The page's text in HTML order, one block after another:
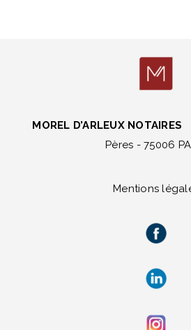
MOREL D’ARLEUX NOTAIRES
Pères - 75006
Mentions